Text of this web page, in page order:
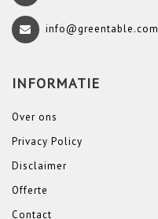
info@greentable.com
INFORMATIE
Over ons
Privacy Policy
Disclaimer
Offerte
Contact